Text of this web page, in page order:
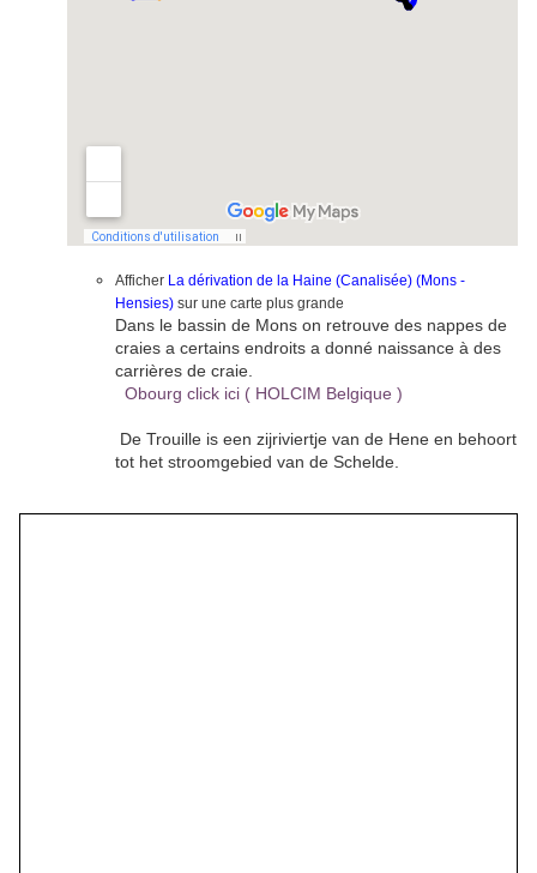
Afficher
La dérivation de la Haine (Canalisée) (Mons -
Hensies) sur une carte plus grande
Dans le bassin de Mons on retrouve des nappes de
craies a certains endroits a donné naissance à des
carrières de craie.
Obourg click ici ( HOLCIM Belgique )
De Trouille is een zijriviertje van de Hene en behoort
tot het stroomgebied van de Schelde.